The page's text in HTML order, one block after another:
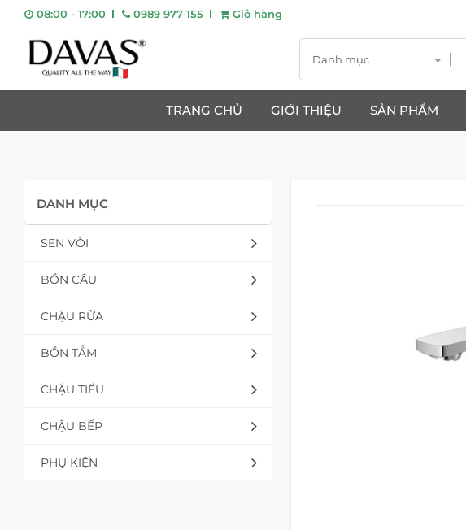
08:00 - 17:00 0989 977 155 Giỏ hàng
Danh mục
TRANG CHỦ GIỚI THIỆU SẢN PHẨM
DANH MỤC
SEN VÒI
BỒN CẦU
CHẬU RỬA
BỒN TẮM
CHẬU TIỂU
CHẬU BẾP
PHỤ KIỆN